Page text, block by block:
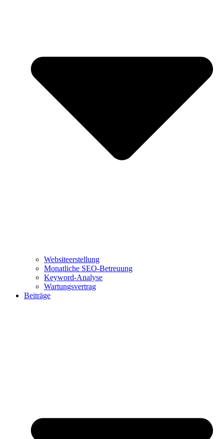
Websiteerstellung
Monatliche SEO-Betreuung
Keyword-Analyse
Wartungsvertrag
Beiträge